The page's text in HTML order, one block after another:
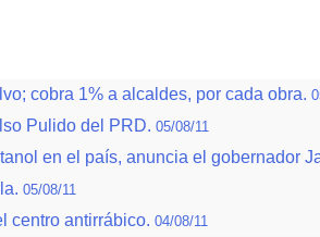
cobra 1% a alcaldes, por cada obra.
Pulido del PRD. 05/08/11
en el país, anuncia el gobernador
05/08/11
centro antirrábico. 04/08/11